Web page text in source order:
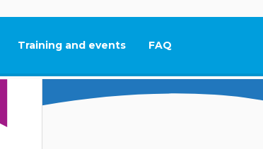
Training and events FAQ
This link will open in